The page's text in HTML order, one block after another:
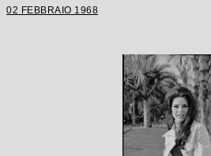
02 FEBBRAIO 1968